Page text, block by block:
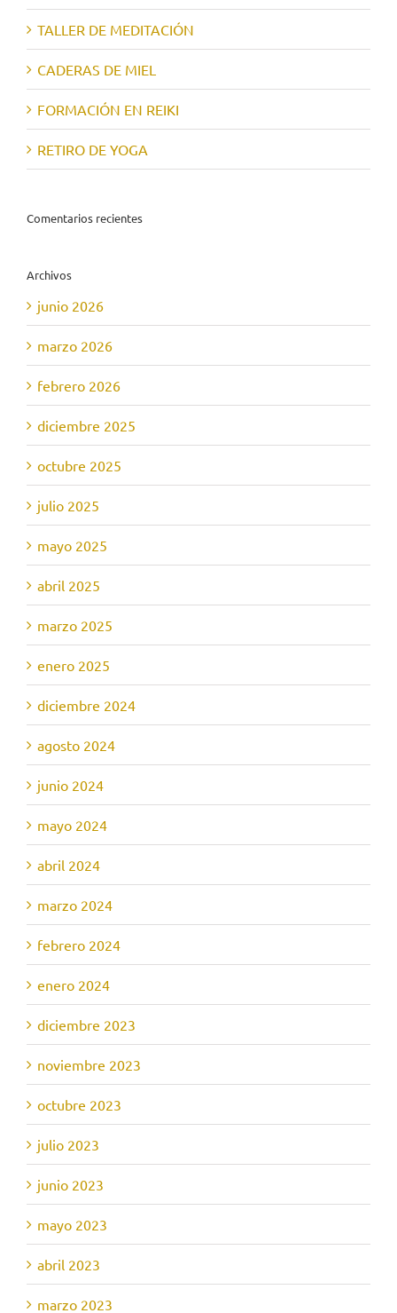
TALLER DE MEDITACIÓN
CADERAS DE MIEL
FORMACIÓN EN REIKI
RETIRO DE YOGA
Comentarios recientes
Archivos
junio 2026
marzo 2026
febrero 2026
diciembre 2025
octubre 2025
julio 2025
mayo 2025
abril 2025
marzo 2025
enero 2025
diciembre 2024
agosto 2024
junio 2024
mayo 2024
abril 2024
marzo 2024
febrero 2024
enero 2024
diciembre 2023
noviembre 2023
octubre 2023
julio 2023
junio 2023
mayo 2023
abril 2023
marzo 2023